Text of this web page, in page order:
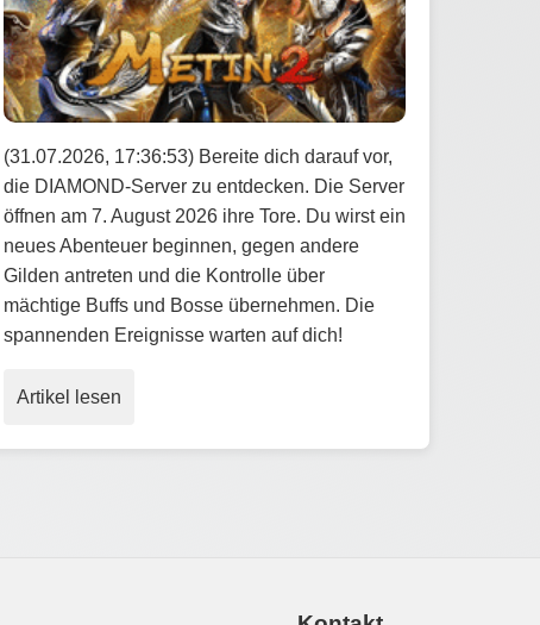
(31.07.2026, 17:36:53) Bereite dich darauf vor,
die DIAMOND-Server zu entdecken. Die Server
öffnen am 7. August 2026 ihre Tore. Du wirst ein
neues Abenteuer beginnen, gegen andere
Gilden antreten und die Kontrolle über
mächtige Buffs und Bosse übernehmen. Die
spannenden Ereignisse warten auf dich!
Artikel lesen